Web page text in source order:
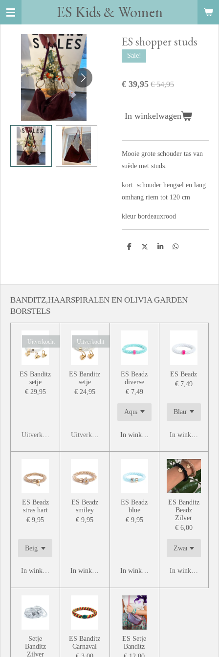
Ga
hoofdinhoud
ES Kids&Women
ES shopper studs
Sale!
€ 39,95 € 54,95
In winkelwagen
Mooie grote schouder tas van
suède met studs.
kort schouder hengsel en lang
omhang riem tot 120 cm
kleur bordeauxrood
D
D
S
D
BANDITZ,HAARSPIRALEN EN OLIVIA GARDEN
BORSTELS
Uitverkocht
ES Banditz
setje
€ 29,95
Uitverkocht
Uitverkocht
ES Banditz
setje
€ 24,95
Uitverkocht
ES Beadz
diverse
€ 7,49
In winkelwagen
ES Beadz
€ 7,49
In winkelwagen
ES Beadz
stras hart
€ 9,95
In winkelwagen
ES Beadz
smiley
€ 9,95
In winkelwagen
ES Beadz
blue
€ 9,95
In winkelwagen
ES Banditz
Beadz
Zilver
€ 6,00
In winkelwagen
Setje
Banditz
Zilver
ES Banditz
Carnaval
ES Setje
Banditz